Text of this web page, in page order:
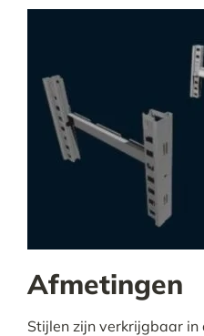
Afmetingen
Stijlen zijn verkrijgbaar in